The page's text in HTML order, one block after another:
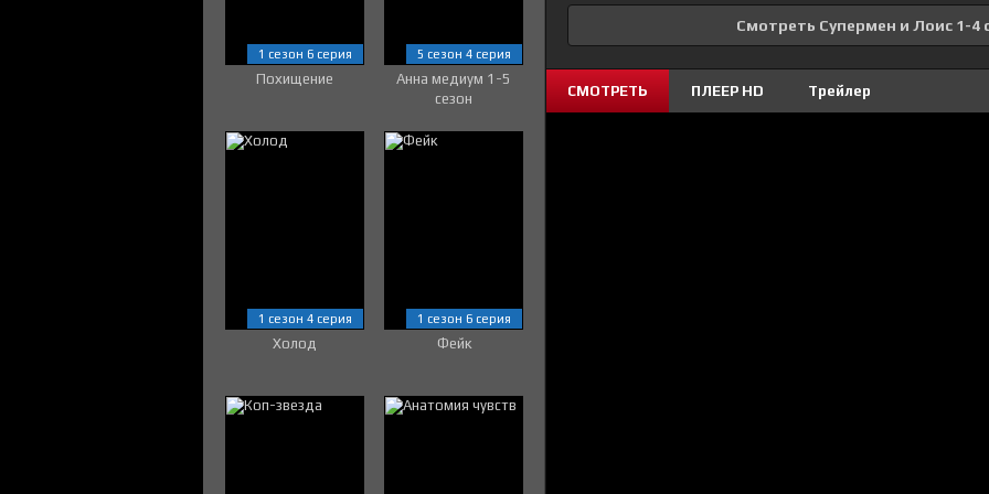
Смотреть Супермен и Лоис 1-4
СМОТРЕТЬ ПЛЕЕР HD Трейлер
Похищение
1 сезон 6 серия
Анна медиум 1-5
сезон
5 сезон 4 серия
Холод
1 сезон 4 серия
Фейк
1 сезон 6 серия